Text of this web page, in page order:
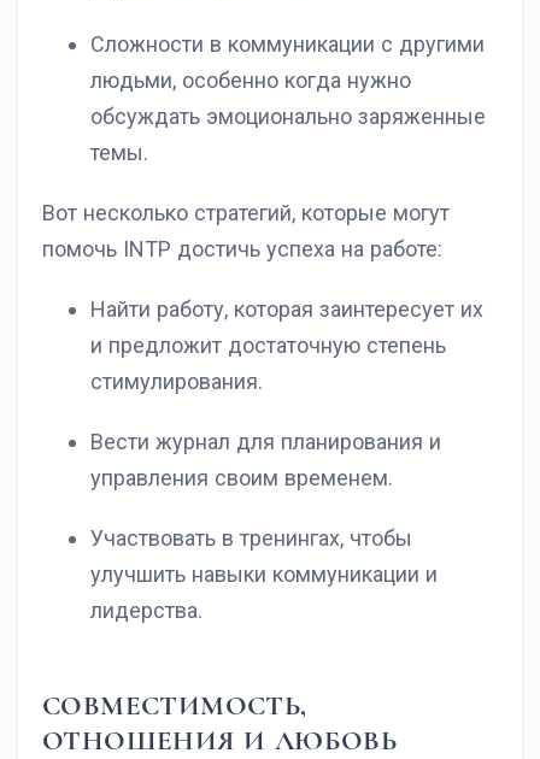
Сложности в коммуникации с другими
людьми, особенно когда нужно
обсуждать эмоционально заряженные
темы.
Вот несколько стратегий, которые могут
помочь INTP достичь успеха на работе:
Найти работу, которая заинтересует их
и предложит достаточную степень
стимулирования.
Вести журнал для планирования и
управления своим временем.
Участвовать в тренингах, чтобы
улучшить навыки коммуникации и
лидерства.
СОВМЕСТИМОСТЬ,
ОТНОШЕНИЯ И ЛЮБОВЬ